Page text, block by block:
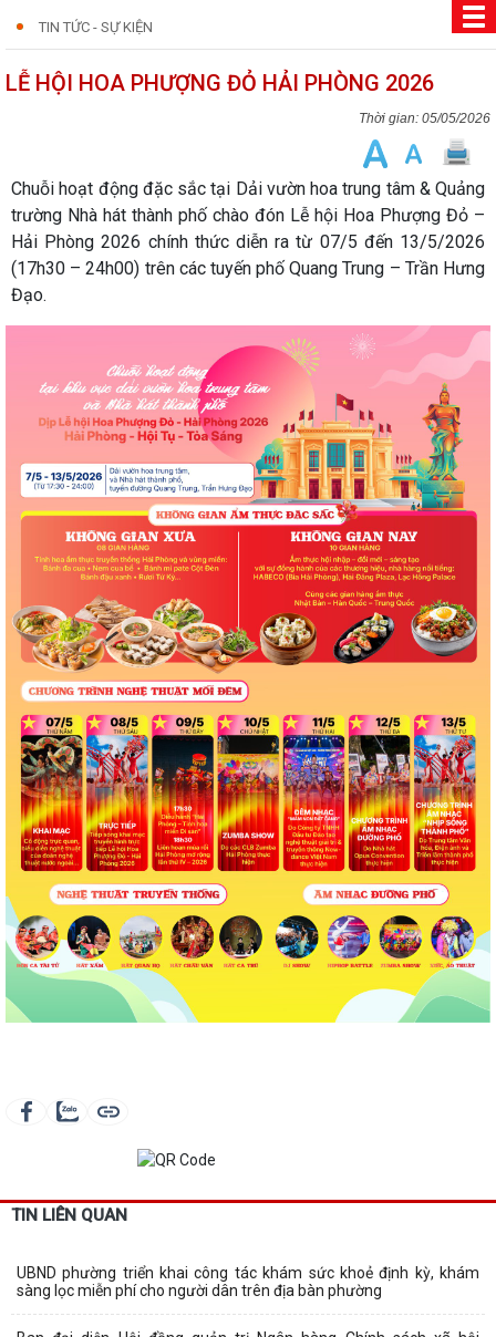
TIN TỨC - SỰ KIỆN
LỄ HỘI HOA PHƯỢNG ĐỎ HẢI PHÒNG 2026
05/05/2026
Chuỗi hoạt động đặc sắc tại Dải vườn hoa trung tâm & Quảng
trường Nhà hát thành phố chào đón Lễ hội Hoa Phượng Đỏ –
Hải Phòng 2026 chính thức diễn ra từ 07/5 đến 13/5/2026
(17h30 – 24h00) trên các tuyến phố Quang Trung – Trần Hưng
Đạo.
TIN LIÊN QUAN
UBND phường triển khai công tác khám sức khoẻ định kỳ, khám
sàng lọc miễn phí cho người dân trên địa bàn phường